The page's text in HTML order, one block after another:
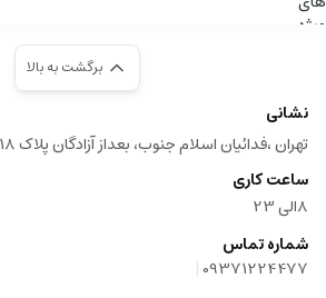
برگشت به بالا
نشانی
تهران ،فدائیان اسلام جنوب، بعداز آزادگان پلاک 618
ساعت کاری
8الی 23
شماره تماس
09371224477
|